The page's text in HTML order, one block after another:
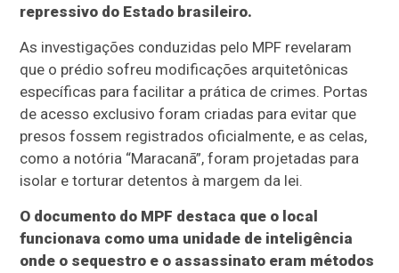
repressivo do Estado brasileiro.
As investigações conduzidas pelo MPF revelaram
que o prédio sofreu modificações arquitetônicas
específicas para facilitar a prática de crimes. Portas
de acesso exclusivo foram criadas para evitar que
presos fossem registrados oficialmente, e as celas,
como a notória “Maracanã”, foram projetadas para
isolar e torturar detentos à margem da lei.
O documento do MPF destaca que o local
funcionava como uma unidade de inteligência
onde o sequestro e o assassinato eram métodos